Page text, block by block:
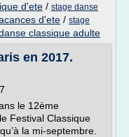
d'ete / stage danse
d'ete / stage
classique adulte
en 2017.
le 12ème
Festival Classique
la mi-septembre.